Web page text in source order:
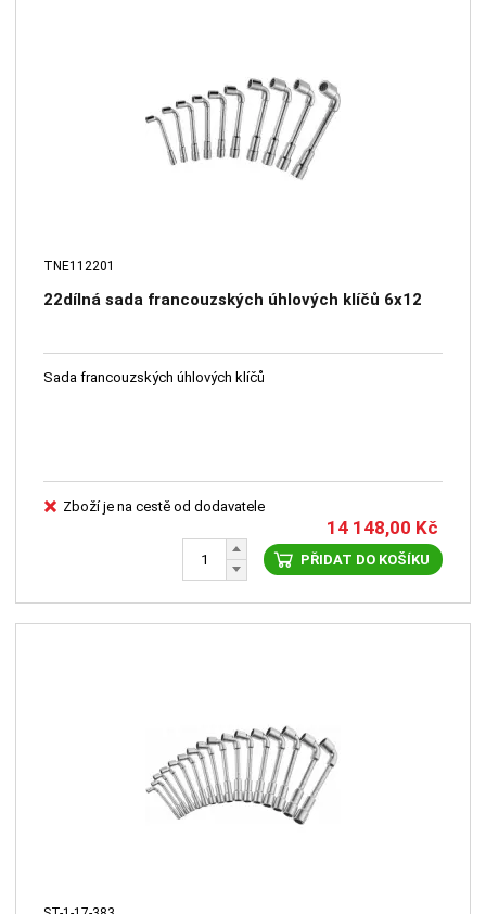
TNE112201
22dílná sada francouzských úhlových klíčů 6x12
Sada francouzských úhlových klíčů
Zboží je na cestě od dodavatele
14 148,00 Kč
PŘIDAT DO KOŠÍKU